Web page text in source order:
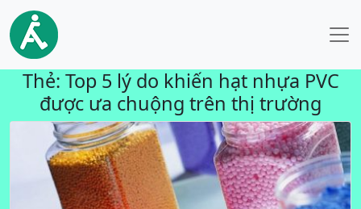
Thẻ: Top 5 lý do khiến hạt nhựa PVC
được ưa chuộng trên thị trường